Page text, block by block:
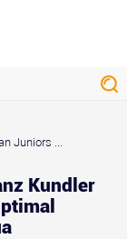
Juniors ...
Kundler